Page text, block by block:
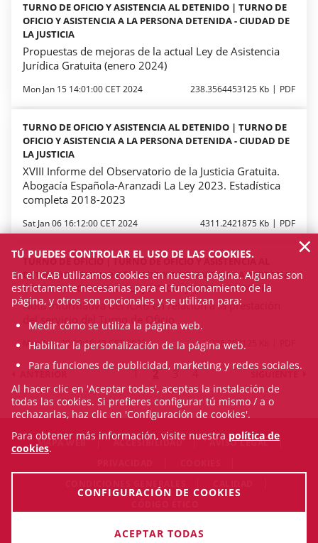
TURNO DE OFICIO Y ASISTENCIA AL DETENIDO | TURNO DE
OFICIO Y ASISTENCIA A LA PERSONA DETENIDA - CIUDAD DE
LA JUSTICIA
Propuestas de mejoras de la actual Ley de Asistencia
Jurídica Gratuita (enero 2024)
Mon Jan 15 14:01:00 CET 2024 238.3564453125 Kb PDF
TURNO DE OFICIO Y ASISTENCIA AL DETENIDO | TURNO DE
OFICIO Y ASISTENCIA A LA PERSONA DETENIDA - CIUDAD DE
LA JUSTICIA
XVIII Informe del Observatorio de la Justicia Gratuita.
Abogacía Española-Aranzadi La Ley 2023. Estadística
completa 2018-2023
Sat Jan 06 16:12:00 CET 2024 4311.2421875 Kb PDF
TURNO DE OFICIO | TURNO DE OFICIO Y ASISTENCIA AL
DETENIDO | TURNO DE OFICIO Y ASISTENCIA A LA PERSONA
DETENIDA - CIUDAD DE LA JUSTICIA | TURNO DE OFICIO
Nota informativa del ICAB en relación a la prestación
del servicio del Turno de Oficio
Mon Nov 20 09:18:43 CET 2023 396.203125 Kb
1 2 3 4
MAPA WEB ACCESIBILIDAD
AVISO LEGAL
© Fri Aug 07 20:16:08 CEST 2026 Il·lustre Col·legi de l'Advocacia
TÚ PUEDES CONTROLAR EL USO DE LAS COOKIES.
En el ICAB utilizamos cookies en nuestra página. Algunas son
estrictamente necesarias para el funcionamiento de la
página, y otros son opcionales y se utilizan para:
Medir cómo se utiliza la página web.
Habilitar la personalización de la página web.
Para funciones de publicidad, marketing y redes sociales.
Al hacer clic en 'Aceptar todas', aceptas la instalación de
todas las cookies. Si prefieres configurar tú mismo / a o
rechazarlas, haz clic en 'Configuración de cookies'.
Para obtener más información, visite nuestra política de
cookies.
CONFIGURACIÓN DE COOKIES
ACEPTAR TODAS
×